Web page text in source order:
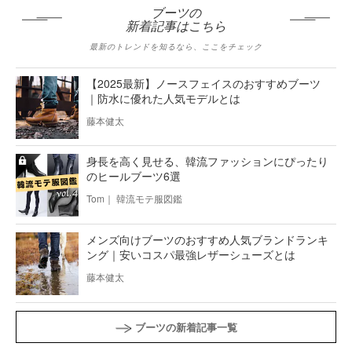
ブーツの
新着記事はこちら
最新のトレンドを知るなら、ここをチェック
【2025最新】ノースフェイスのおすすめブーツ
｜防水に優れた人気モデルとは
藤本健太
身長を高く見せる、韓流ファッションにぴったり
のヒールブーツ6選
Tom｜ 韓流モテ服図鑑
メンズ向けブーツのおすすめ人気ブランドランキ
ング｜安いコスパ最強レザーシューズとは
藤本健太
ブーツの新着記事一覧